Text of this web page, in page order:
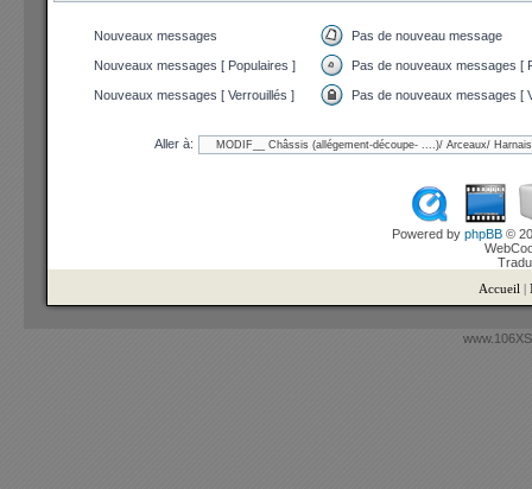
Nouveaux messages Pas de nouveau message
Nouveaux messages [ Populaires ] Pas de nouveaux messages [
Nouveaux messages [ Verrouillés ] Pas de nouveaux messages [
Aller à:
Powered by phpBB ©
Accueil |